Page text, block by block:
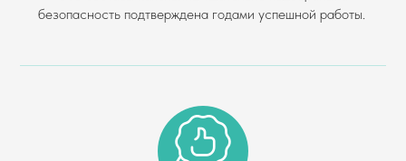
безопасность подтверждена годами успешной работы.